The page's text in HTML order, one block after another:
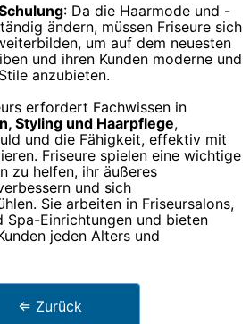
: Da die Haarmode und -
ändern, müssen Friseure sich
um auf dem neuesten
und ihren Kunden moderne und
anzubieten.
erfordert Fachwissen in
Styling und Haarpflege,
und die Fähigkeit, effektiv mit
Friseure spielen eine wichtige
zu helfen, ihr äußeres
und sich
Sie arbeiten in Friseursalons,
Spa-Einrichtungen und bieten
jeden Alters und
⇐ Zurück